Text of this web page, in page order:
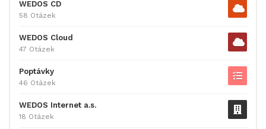
WEDOS CD
58 Otázek
WEDOS Cloud
47 Otázek
Poptávky
46 Otázek
WEDOS Internet a.s.
18 Otázek